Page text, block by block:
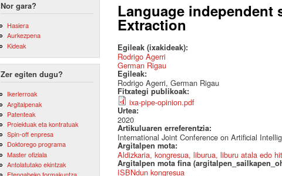
Nor gara?
Hasiera
Aurkezpena
Kideak
Zer egiten dugu?
Ikerlerroak
Argitalpenak
Patenteak
Proiektuak eta kontratuak
Spin-off enpresa
Doktorego programa
Master ofiziala
Antolatutako ekintzak
Language independent
Extraction
Egileak (ixakideak):
Rodrigo Agerri
German Rigau
Egileak:
Rodrigo Agerri, German Rigau
Fitxategi publikoak:
ixa-pipe-opinion.pdf
Urtea:
2020
Artikuluaren erreferentzia:
International Joint Conference on Artificial
Argitalpen mota:
Aldizkaria, kongresua, liburua, liburu atala edo
Argitalpen mota fina
ISBNdun kongresua